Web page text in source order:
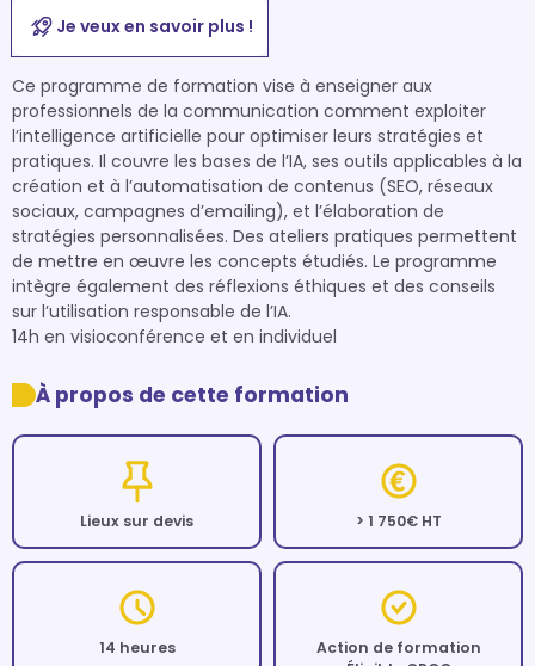
Je veux en savoir plus !
Ce programme de formation vise à enseigner aux
professionnels de la communication comment exploiter
l’intelligence artificielle pour optimiser leurs stratégies et
pratiques. Il couvre les bases de l’IA, ses outils applicables à la
création et à l’automatisation de contenus (SEO, réseaux
sociaux, campagnes d’emailing), et l’élaboration de
stratégies personnalisées. Des ateliers pratiques permettent
de mettre en œuvre les concepts étudiés. Le programme
intègre également des réflexions éthiques et des conseils
sur l’utilisation responsable de l’IA.
14h en visioconférence et en individuel
À propos de cette formation
Lieux sur devis > 1 750€ HT
14 heures
Action de formation